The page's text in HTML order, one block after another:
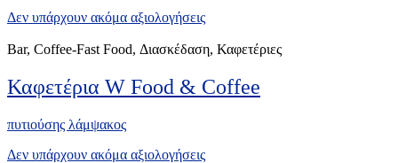
Δεν υπάρχουν ακόμα αξιολογήσεις
Bar, Coffee-Fast Food, Διασκέδαση, Καφετέριες
Καφετέρια W Food & Coffee
πυτιούσης λάμψακος
Δεν υπάρχουν ακόμα αξιολογήσεις